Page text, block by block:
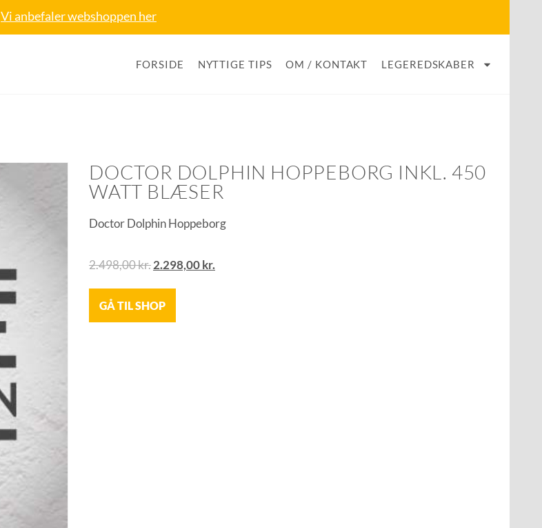
Vi anbefaler webshoppen her
FORSIDE NYTTIGE TIPS OM / KONTAKT LEGEREDSKABER
DOCTOR DOLPHIN HOPPEBORG INKL. 450
WATT BLÆSER
Doctor Dolphin Hoppeborg
2.498,00kr.2.298,00kr.
GÅ TIL SHOP